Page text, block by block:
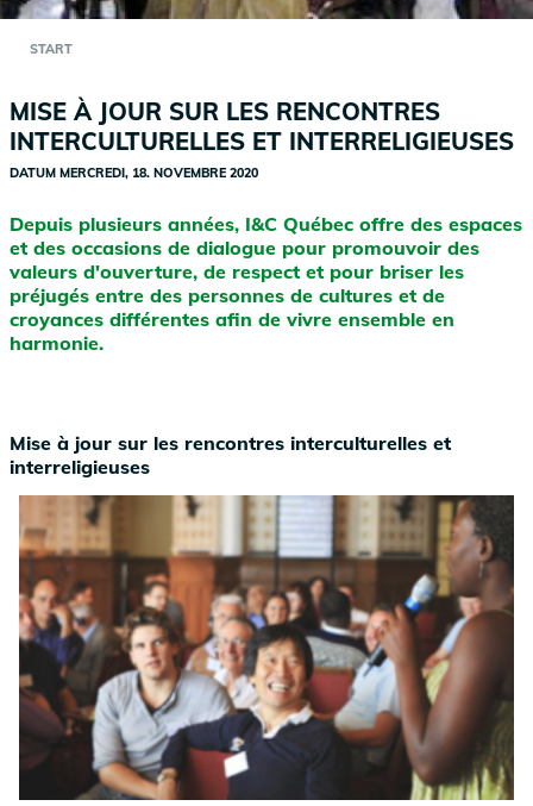
START
MISE À JOUR SUR LES RENCONTRES
INTERCULTURELLES ET INTERRELIGIEUSES
DATUM MERCREDI, 18. NOVEMBRE 2020
Depuis plusieurs années, I&C Québec offre des espaces
et des occasions de dialogue pour promouvoir des
valeurs d'ouverture, de respect et pour briser les
préjugés entre des personnes de cultures et de
croyances différentes afin de vivre ensemble en
harmonie.
Mise à jour sur les rencontres interculturelles et
interreligieuses